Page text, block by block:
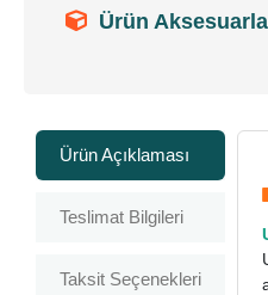
Ürün
Ürün Açıklaması
Teslimat Bilgileri
Taksit Seçenekleri